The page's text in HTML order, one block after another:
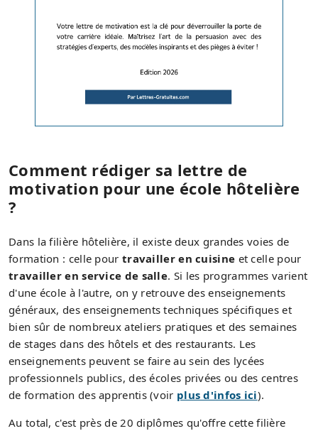
Comment rédiger sa lettre de
motivation pour une école hôtelière
?
Dans la filière hôtelière, il existe deux grandes voies de
formation : celle pour travailler en cuisine et celle pour
travailler en service de salle. Si les programmes varient
d'une école à l'autre, on y retrouve des enseignements
généraux, des enseignements techniques spécifiques et
bien sûr de nombreux ateliers pratiques et des semaines
de stages dans des hôtels et des restaurants. Les
enseignements peuvent se faire au sein des lycées
professionnels publics, des écoles privées ou des centres
de formation des apprentis (voir plus d'infos ici).
Au total, c'est près de 20 diplômes qu'offre cette filière